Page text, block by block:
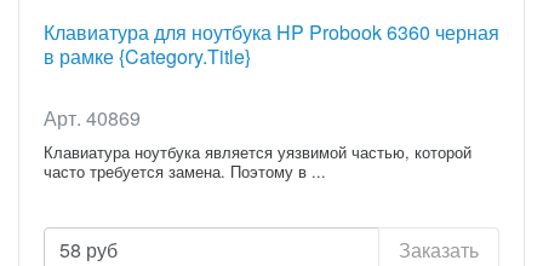
Клавиатура для ноутбука HP Probook 6360 черная
в рамке {Category.Title}
Арт. 40869
Клавиатура ноутбука является уязвимой частью, которой
часто требуется замена. Поэтому в ...
58 руб Заказать